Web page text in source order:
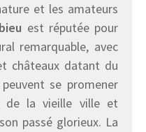
et les amateurs
est réputée pour
remarquable, avec
châteaux datant du
se promener
de la vieille ville et
passé glorieux. La